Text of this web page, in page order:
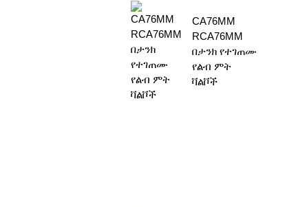
CA76MM
RCA76MM
በታንክ የተገጠሙ
የልብ ምት
ቫልቮች